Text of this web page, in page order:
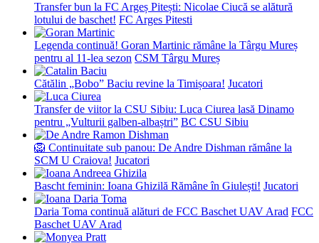
Transfer bun la FC Argeș Pitești: Nicolae Ciucă se alătură
lotului de baschet! FC Arges Pitesti
Legenda continuă! Goran Martinic rămâne la Târgu Mureș
pentru al 11-lea sezon CSM Târgu Mureș
Cătălin „Bobo” Baciu revine la Timișoara! Jucatori
Transfer de viitor la CSU Sibiu: Luca Ciurea lasă Dinamo
pentru „Vulturii galben-albaștri” BC CSU Sibiu
🦁 Continuitate sub panou: De Andre Dishman rămâne la
SCM U Craiova! Jucatori
Bascht feminin: Ioana Ghizilă Rămâne în Giulești! Jucatori
Daria Toma continuă alături de FCC Baschet UAV Arad FCC
Baschet UAV Arad